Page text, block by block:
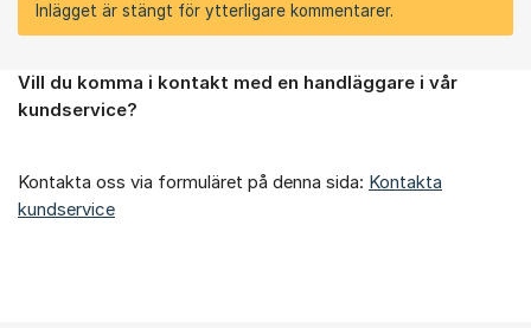
Inlägget är stängt för ytterligare kommentarer.
Om forumet
Vill du komma i kontakt med en handläggare i vår
kundservice?
Kontakta oss via formuläret på denna sida: Kontakta
kundservice